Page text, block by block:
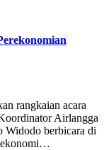
rangkaian acara
Airlangga
Widodo berbicara di
ekonomi…